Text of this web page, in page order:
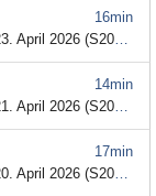
16min
2026 (S2026/E72)
14min
2026 (S2026/E71)
17min
2026 (S2026/E70)